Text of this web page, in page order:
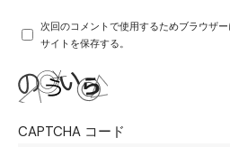
次回のコメントで使用するためブラウザー
サイトを保存する。
CAPTCHA コード